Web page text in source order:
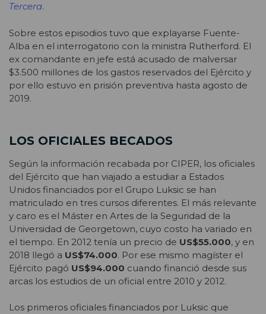
Tercera.
Sobre estos episodios tuvo que explayarse Fuente-
Alba en el interrogatorio con la ministra Rutherford. El
ex comandante en jefe está acusado de malversar
$3.500 millones de los gastos reservados del Ejército y
por ello estuvo en prisión preventiva hasta agosto de
2019.
LOS OFICIALES BECADOS
Según la información recabada por CIPER, los oficiales
del Ejército que han viajado a estudiar a Estados
Unidos financiados por el Grupo Luksic se han
matriculado en tres cursos diferentes. El más relevante
y caro es el Máster en Artes de la Seguridad de la
Universidad de Georgetown, cuyo costo ha variado en
el tiempo. En 2012 tenía un precio de US$55.000, y en
2018 llegó a US$74.000. Por ese mismo magíster el
Ejército pagó US$94.000 cuando financió desde sus
arcas los estudios de un oficial entre 2010 y 2012.
Los primeros oficiales financiados por Luksic que